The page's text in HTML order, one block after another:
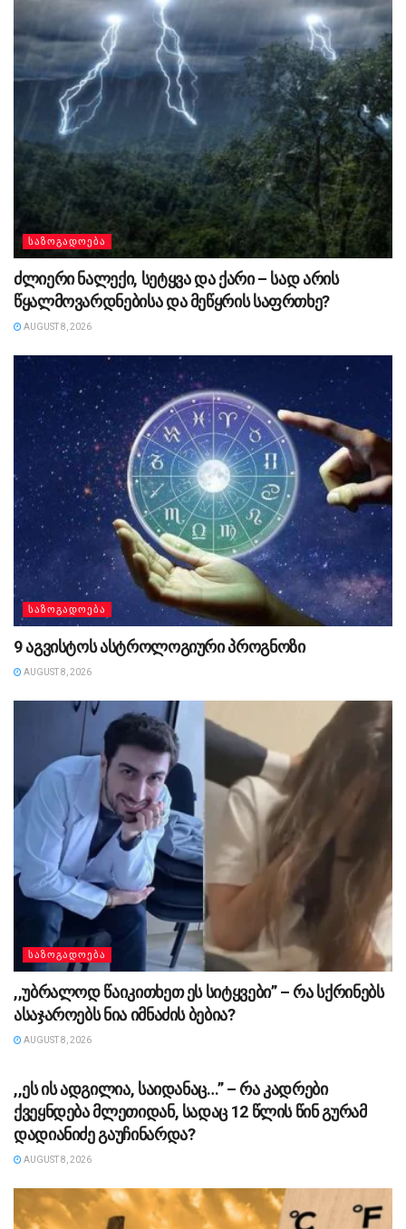
ᲡᲐᲖᲝᲒᲐᲓᲝᲔᲑᲐ
ძლიერი ნალექი, სეტყვა და ქარი – სად არის
წყალმოვარდნებისა და მეწყრის საფრთხე?
AUGUST 8, 2026
ᲡᲐᲖᲝᲒᲐᲓᲝᲔᲑᲐ
9 აგვისტოს ასტროლოგიური პროგნოზი
AUGUST 8, 2026
ᲡᲐᲖᲝᲒᲐᲓᲝᲔᲑᲐ
,,უბ­რა­ლოდ წა­ი­კი­თხეთ ეს სი­ტყვე­ბი” – რა სქრინებს
ასაჯაროებს ნია იმნაძის ბებია?
AUGUST 8, 2026
,,ეს ის ადგილია, საიდანაც…” – რა კადრები
ქვეყნდება მლეთიდან, სადაც 12 წლის წინ გურამ
დადიანიძე გაუჩინარდა?
AUGUST 8, 2026